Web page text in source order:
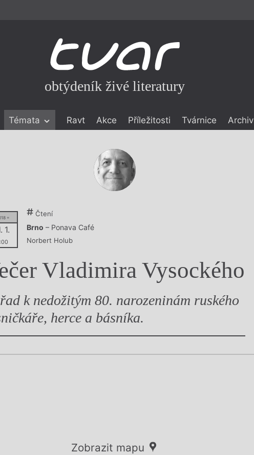
obtýdeník živé literatury
Témata Ravt Akce Příležitosti Tvárnice Archiv
=
1.
Čtení
Brno – Ponava Café
Norbert Holub
Vladimira Vysockého
k nedožitým 80. narozeninám ruského
herce a básníka.
Zobrazit mapu